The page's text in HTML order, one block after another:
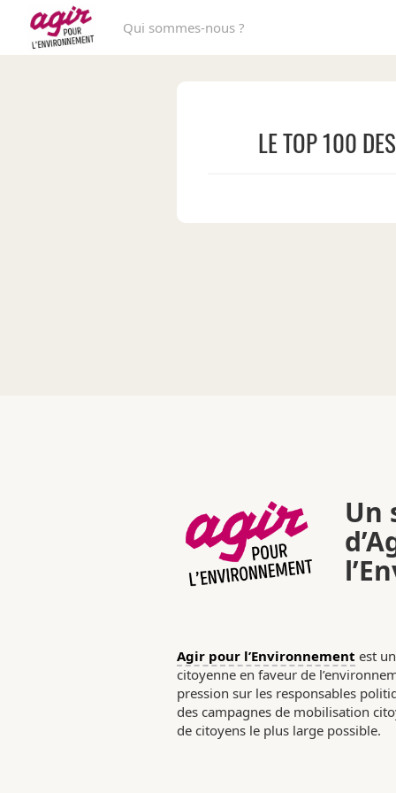
Qui sommes-nous ?
LE TOP 100
Un
Agir pour l’Environnement est
citoyenne en faveur de
pression sur les responsables
des campagnes de mobilisation
de citoyens le plus large possible.